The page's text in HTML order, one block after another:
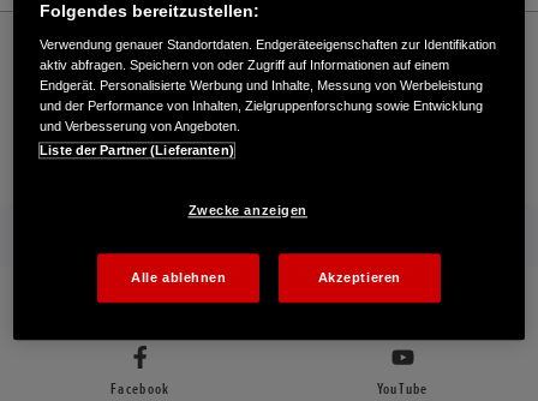
Honda
Industrie
Stavermann GmbH - Industrial – Honda - HONDA Deutschland Offizielle Website |
The Power of Dreams
Folgen Sie uns auf
Facebook YouTube
Folgendes bereitzustellen:
Verwendung genauer Standortdaten. Endgeräteeigenschaften zur Identifikation
aktiv abfragen. Speichern von oder Zugriff auf Informationen auf einem
Endgerät. Personalisierte Werbung und Inhalte, Messung von Werbeleistung
und der Performance von Inhalten, Zielgruppenforschung sowie Entwicklung
und Verbesserung von Angeboten.
Liste der Partner (Lieferanten)
Zwecke anzeigen
Alle ablehnen Akzeptieren